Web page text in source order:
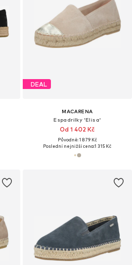
DEAL
MACARENA
Espadrilky 'Elisa'
Od 1 402 Kč
Původně: 1 879 Kč
Poslední nejnižší cena:1 315 Kč